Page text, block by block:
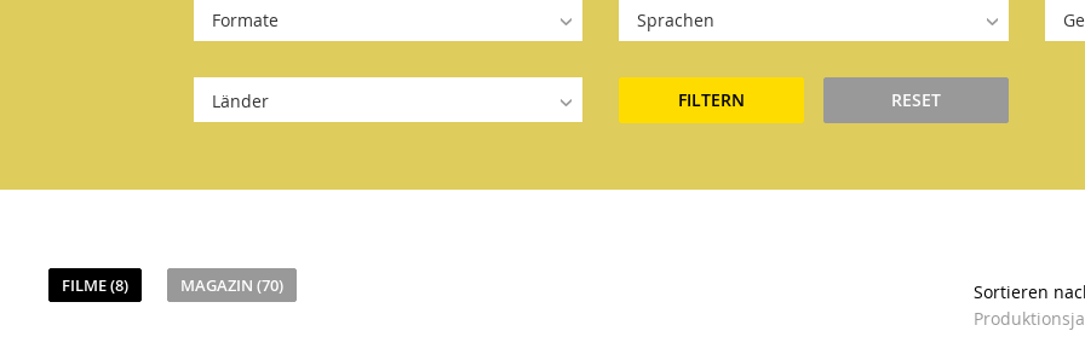
Formate Sprachen
Länder FILTERN RESET
FILME (8) MAGAZIN (70) Sortieren